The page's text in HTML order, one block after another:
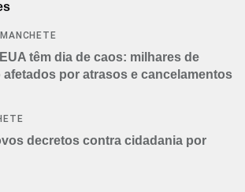
MANCHETE
têm dia de caos: milhares de
por atrasos e cancelamentos
decretos contra cidadania por